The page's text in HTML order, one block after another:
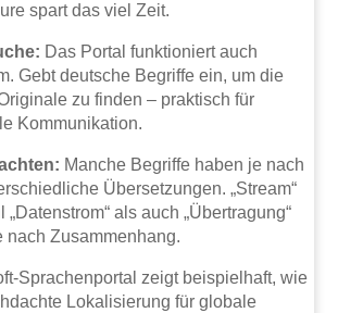
spart das viel Zeit.
Das Portal funktioniert auch
Gebt deutsche Begriffe ein, um die
zu finden – praktisch für
Kommunikation.
Manche Begriffe haben je nach
Übersetzungen. „Stream“
„Datenstrom“ als auch „Übertragung“
nach Zusammenhang.
Sprachenportal zeigt beispielhaft, wie
Lokalisierung für globale